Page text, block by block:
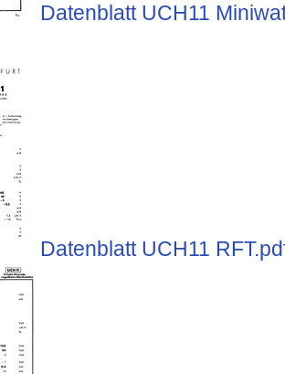
Datenblatt UCH11
Datenblatt UCH11